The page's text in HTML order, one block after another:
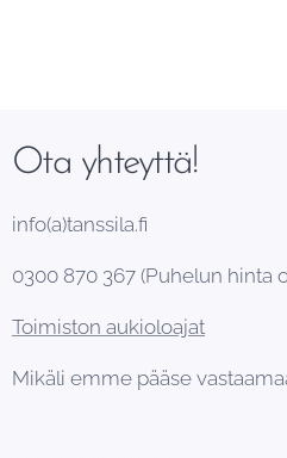
Ota yhteyttä!
info(a)tanssila.fi
0300 870 367 (Puhelun hinta
Toimiston aukioloajat
Mikäli emme pääse